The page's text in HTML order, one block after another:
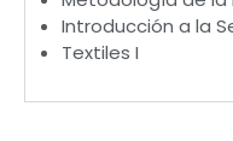
Introducción a la
Textiles I